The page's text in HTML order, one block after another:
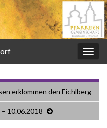
erklommen den Eichlberg
10.06.2018